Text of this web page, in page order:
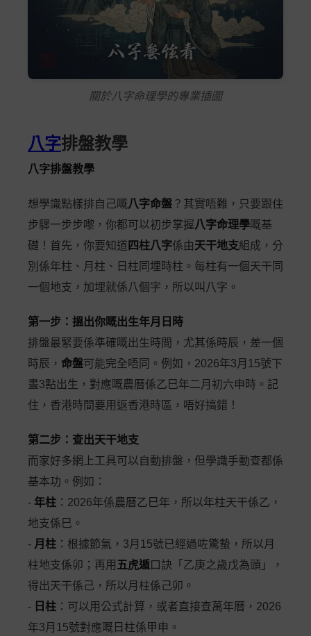
關於八字命理學的專業插圖
八字排盤教學
八字排盤教學
想學識點樣排自己嘅八字命盤 ？其實唔難，只要跟住
步驟一步步嚟，你都可以初步掌握八字命理學嘅基
礎！首先，你要知道 四柱八字係由天干地支組成，分
別係年柱、月柱、日柱同埋時柱。每柱有一個天干同
一個地支，加埋就係八個字，所以叫八字。
第一步：搵出你嘅出生年月日時
排盤最緊要係準確嘅出生時間，尤其係時辰，差一個
時辰， 命盤可能完全唔同。例如，2026年3月15號下
晝3點出生，對應嘅農曆係乙巳年二月初六申時。記
住，香港時間要用返香港時區，唔好搞錯！
第二步：查出天干地支
而家好多網上工具可以自動排盤，但學識手動查都係
基本功。例如：
- 年柱 ：2026年係農曆乙巳年，所以年柱天干係乙，
地支係巳。
- 月柱 ：根據節氣，3月15號已經過咗驚蟄，所以月
柱地支係卯；再用 五虎遁口訣「乙庚之歲戊為頭」，
得出天干係己，所以月柱係己卯。
- 日柱 ：可以用公式計算，或者直接查萬年曆，2026
年3月15號對應嘅日柱係甲申。